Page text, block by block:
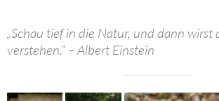
„Schau tief in die Natur, und dann wirst
verstehen.“ – Albert Einstein